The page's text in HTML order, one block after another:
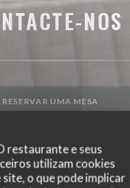
restaurante e seus
utilizam cookies
site, o que pode implicar
NOS
RESERVAR UMA MESA